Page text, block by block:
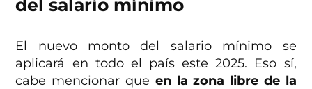
del salario mínimo
El nuevo monto del salario mínimo se
aplicará en todo el país este 2025. Eso sí,
cabe mencionar que en la zona libre de la